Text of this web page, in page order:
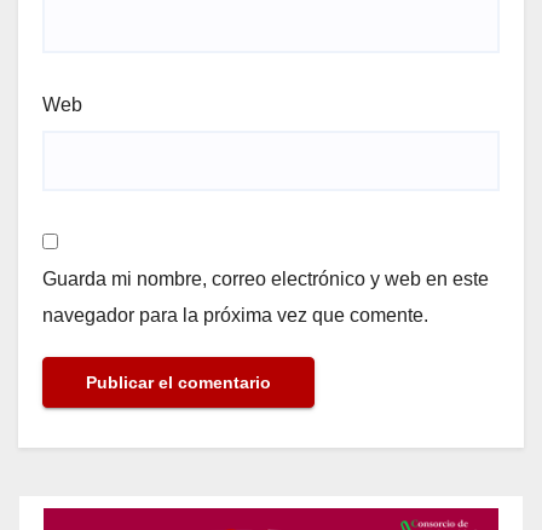
Web
Guarda mi nombre, correo electrónico y web en este
navegador para la próxima vez que comente.